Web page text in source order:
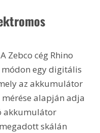
Zebco cég Rhino
egy digitális
az akkumulátor
alapján adja
akkumulátor
skálán